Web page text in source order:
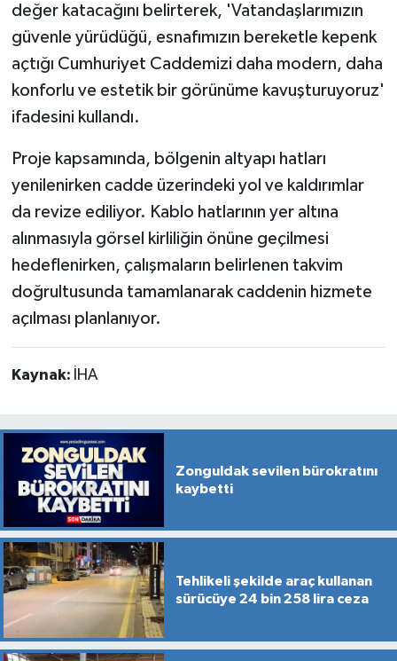
değer katacağını belirterek, 'Vatandaşlarımızın
güvenle yürüdüğü, esnafımızın bereketle kepenk
açtığı Cumhuriyet Caddemizi daha modern, daha
konforlu ve estetik bir görünüme kavuşturuyoruz'
ifadesini kullandı.
Proje kapsamında, bölgenin altyapı hatları
yenilenirken cadde üzerindeki yol ve kaldırımlar
da revize ediliyor. Kablo hatlarının yer altına
alınmasıyla görsel kirliliğin önüne geçilmesi
hedeflenirken, çalışmaların belirlenen takvim
doğrultusunda tamamlanarak caddenin hizmete
açılması planlanıyor.
Kaynak: İHA
Zonguldak sevilen bürokratını
kaybetti
Tehlikeli şekilde araç kullanan
sürücüye 24 bin 258 lira ceza